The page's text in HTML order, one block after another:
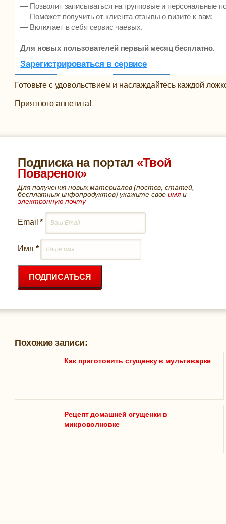
— Позволит записываться на групповые и персональные
— Поможет получить от клиента отзывы о визите к вам;
— Включает в себя сервис чаевых.
Для новых пользователей первый месяц бесплатно.
Зарегистрироваться в сервисе
Готовьте с удовольствием и наслаждайтесь каждой
Приятного аппетита!
Подписка на портал «Твой
Поваренок»
Для получения новых материалов (постов, статей,
бесплатных инфопродуктов) укажите своеимяи
электронную почту
Email *
Имя *
ПОДПИСАТЬСЯ
Похожие записи:
Как приготовить сгущенку в мультиварке
Рецепт домашней сгущенки в
микроволновке